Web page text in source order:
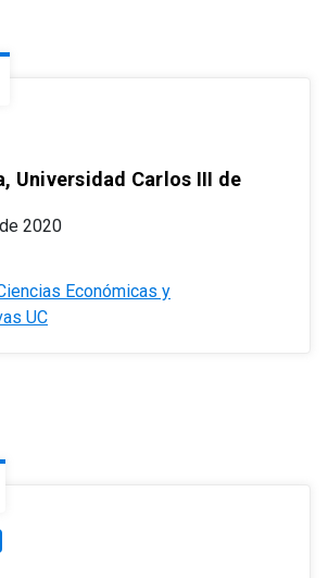
Universidad Carlos III de
2020
Económicas y
UC